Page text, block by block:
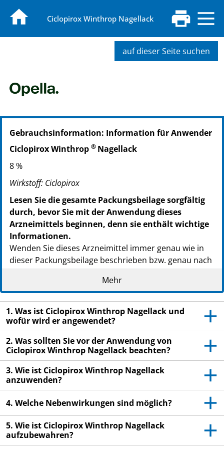
Ciclopirox Winthrop Nagellack
auf dieser Seite suchen
Gebrauchsinformation: Information für Anwender
Ciclopirox Winthrop ® Nagellack
8 %
Wirkstoff: Ciclopirox
Lesen Sie die gesamte Packungsbeilage sorgfältig
durch, bevor Sie mit der Anwendung dieses
Arzneimittels beginnen, denn sie enthält wichtige
Informationen.
Wenden Sie dieses Arzneimittel immer genau wie in
dieser Packungsbeilage beschrieben bzw. genau nach
Anweisung Ihres Arztes oder Apothekers an.
Heben Sie die Packungsbeilage auf. Vielleicht
möchten Sie diese später nochmals lesen.
Fragen Sie Ihren Apotheker, wenn Sie weitere
Informationen oder einen Rat benötigen.
Wenn Sie Nebenwirkungen bemerken, wenden Sie
sich an Ihren Arzt oder Apotheker. Dies gilt auch
für Nebenwirkungen, die nicht in dieser
Packungsbeilage angegeben sind. Siehe Abschnitt
Wenn nach 6 Monaten keine Besserung eintritt
oder sich Ihre Beschwerden gar verschlimmern,
wenden Sie sich an Ihren Arzt.
Mehr
1. Was ist Ciclopirox Winthrop Nagellack und
wofür wird er angewendet?
2. Was sollten Sie vor der Anwendung von
Ciclopirox Winthrop Nagellack beachten?
3. Wie ist Ciclopirox Winthrop Nagellack
anzuwenden?
4. Welche Nebenwirkungen sind möglich?
5. Wie ist Ciclopirox Winthrop Nagellack
aufzubewahren?